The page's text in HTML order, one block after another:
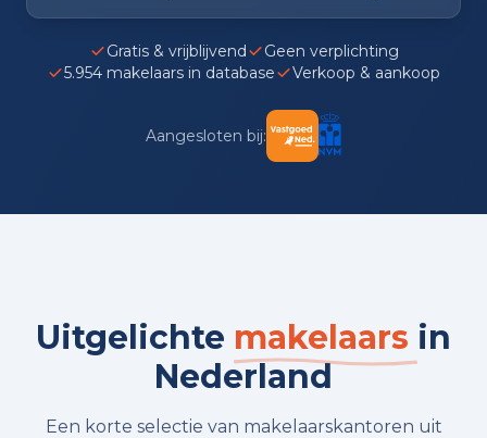
Gratis & vrijblijvend
Geen verplichting
5.954 makelaars in database
Verkoop & aankoop
Aangesloten bij:
Uitgelichte makelaars in
Nederland
Een korte selectie van makelaarskantoren uit